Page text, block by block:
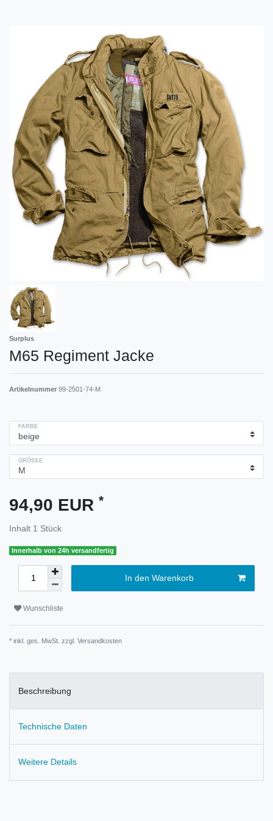
Surplus
M65 Regiment Jacke
Artikelnummer 99-2501-74-M
FARBE
GRÖSSE
94,90 EUR *
Inhalt 1 Stück
Innerhalb von 24h versandfertig
In den Warenkorb
Wunschliste
* inkl. ges. MwSt. zzgl. Versandkosten
Beschreibung
Technische Daten
Weitere Details